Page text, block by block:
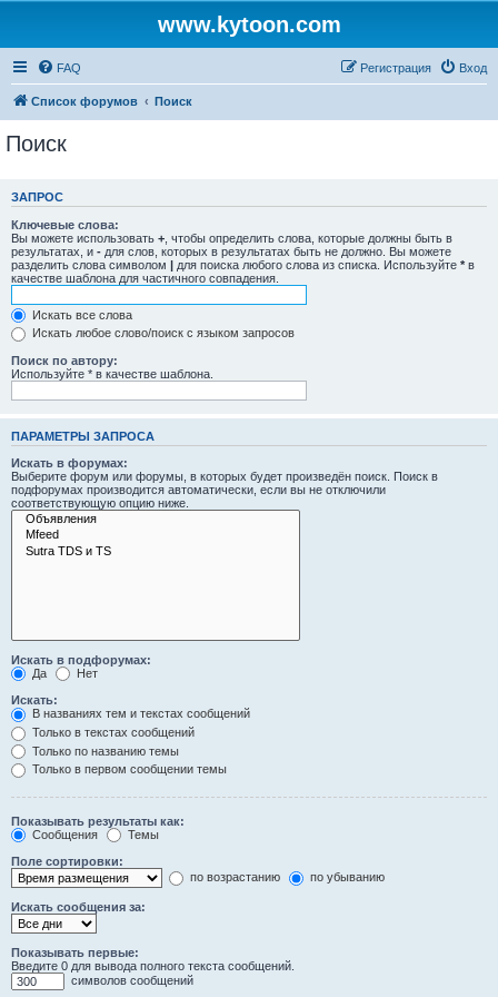
www.kytoon.com
FAQ Вход
Регистрация
Список форумов Поиск
Поиск
ЗАПРОС
Ключевые слова:
Вы можете использовать + , чтобы определить слова, которые должны быть в
результатах, и - для слов, которых в результатах быть не должно. Вы можете
разделить слова символом | для поиска любого слова из списка. Используйте * в
качестве шаблона для частичного совпадения.
Искать все слова
Искать любое слово/поиск с языком запросов
Поиск по автору:
Используйте * в качестве шаблона.
ПАРАМЕТРЫ ЗАПРОСА
Искать в форумах:
Выберите форум или форумы, в которых будет произведён поиск. Поиск в
подфорумах производится автоматически, если вы не отключили
соответствующую опцию ниже.
Искать в подфорумах:
Да
Нет
Искать:
В названиях тем и текстах сообщений
Только в текстах сообщений
Только по названию темы
Только в первом сообщении темы
Показывать результаты как:
Сообщения
Темы
Поле сортировки:
по возрастанию
по убыванию
Искать сообщения за:
Показывать первые:
Введите 0 для вывода полного текста сообщений.
символов сообщений